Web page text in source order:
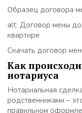
Образец договора
alt: Договор мены
квартире
Скачать договор
Как
нотариуса
Нотариальная
родственниками –
правильном